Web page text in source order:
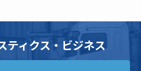
ティクス・ビジネス